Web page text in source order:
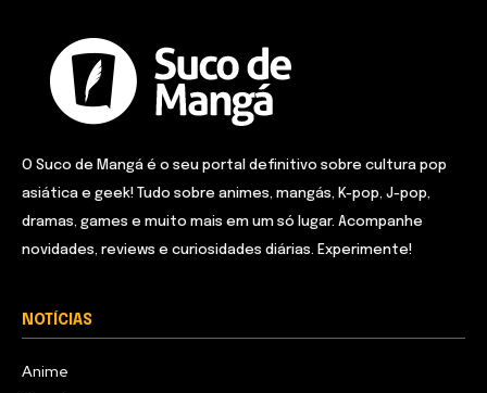
O Suco de Mangá é o seu portal definitivo sobre cultura pop
asiática e geek! Tudo sobre animes, mangás, K-pop, J-pop,
dramas, games e muito mais em um só lugar. Acompanhe
novidades, reviews e curiosidades diárias. Experimente!
NOTÍCIAS
Anime